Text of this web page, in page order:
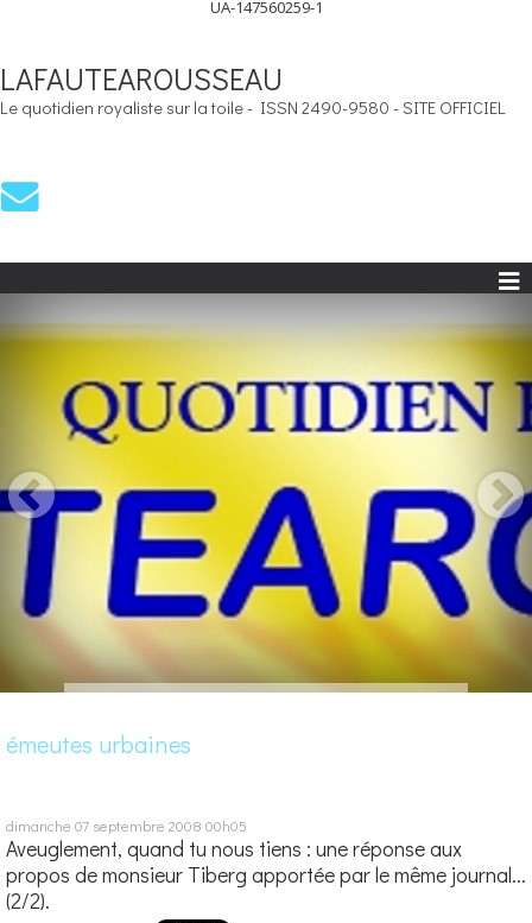
UA-147560259-1
LAFAUTEAROUSSEAU
Le quotidien royaliste sur la toile - ISSN 2490-9580 - SITE OFFICIEL
émeutes urbaines
dimanche 07 septembre 2008 00h05
Aveuglement, quand tu nous tiens : une réponse aux
propos de monsieur Tiberg apportée par le même journal...
(2/2).